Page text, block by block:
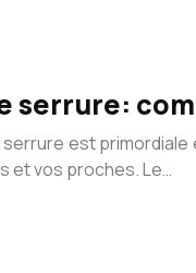
serrure:
est
et vos proches. Le…